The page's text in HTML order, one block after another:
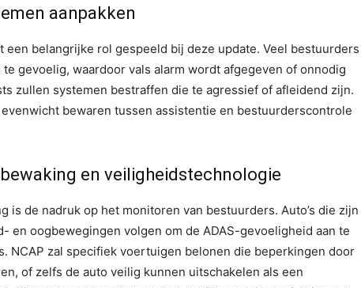
aanpakken
een belangrijke rol gespeeld bij deze update. Veel bestuurders
gevoelig, waardoor vals alarm wordt afgegeven of onnodig
zullen systemen bestraffen die te agressief of afleidend zijn.
evenwicht bewaren tussen assistentie en bestuurderscontrole
en veiligheidstechnologie
is de nadruk op het monitoren van bestuurders. Auto’s die zijn
en oogbewegingen volgen om de ADAS-gevoeligheid aan te
NCAP zal specifiek voertuigen belonen die beperkingen door
of zelfs de auto veilig kunnen uitschakelen als een